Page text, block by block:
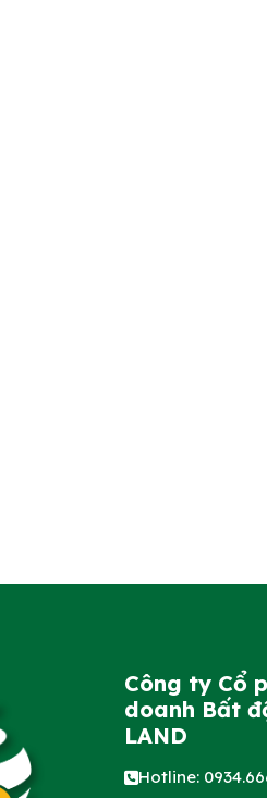
Công ty Cổ
doanh Bất
LAND
Hotline: